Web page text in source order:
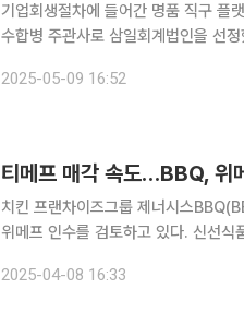
기업회생절차에 들어간 명품 직구 플
수합병 주관사로 삼일회계법인을 선정했다. 발란은 9일 서울회생법원으로부터 인수
고 밝혔다. 앞서 발란은 지난달
2025-05-09 16:52
티메프 매각 속도…BBQ, 위
치킨 프랜차이즈그룹 제너시스
위메프 인수를 검토하고 있다. 신선
BBQ는 지난주 위메프에 인수의향서
2025-04-08 16:33